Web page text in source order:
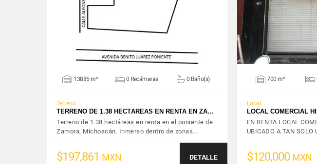
13885 m² 0 Recámaras 0 Baño(s)
Terreno
TERRENO DE 1.38 HECTÁREAS EN RENTA EN ZA…
Terreno de 1.38 hectáreas en renta en el poniente de
Zamora, Michoacán. Inmerso dentro de zonas…
$197,861 MXN DETALLE
700 m²
Local
LOCAL COMERCIAL
EN RENTA LOCAL
UBICADO A TAN SOLO
$120,000 MXN